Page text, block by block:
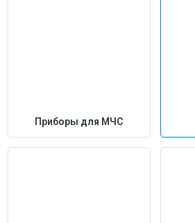
Приборы для МЧС